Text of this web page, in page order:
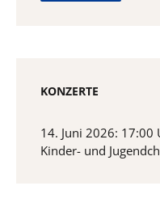
KONZERTE
14. Juni 2026: 17:00
Kinder- und